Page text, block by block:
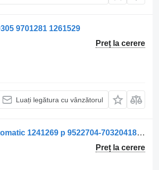
9701281 1261529
Preț la cerere
Luați legătura cu vânzătorul
Voith Unitate de Control Cutie de Viteze ECU Voith Automatic 1241269 p 9522704-70320418-62 pentru camion Volvo
Preț la cerere